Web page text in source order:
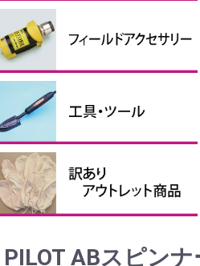
スピンナー
エンジン関連用品
引込脚
固定脚＆尾輪
ホイルパンツ
ホイルストッパー
タイヤ
燃料タンク
エンジンマウント
給油関係小物
その他
サーボギア・サーボホーン
サーボアクセサリー
コネクター（サーボ関連）
延長コード
プラグヒート用品
スターター
燃料ポンプ
PILOT ABスピン